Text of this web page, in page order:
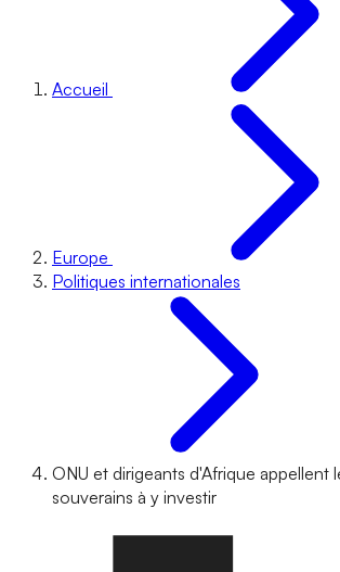
Accueil
Europe
Politiques internationales
ONU et dirigeants d'Afrique appellent
souverains à y investir